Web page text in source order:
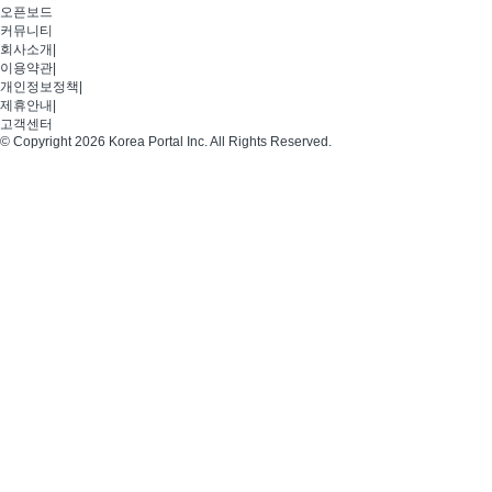
오픈보드
커뮤니티
회사소개
이용약관
개인정보정책
제휴안내
고객센터
© Copyright 2026 Korea Portal Inc. All Rights Reserved.